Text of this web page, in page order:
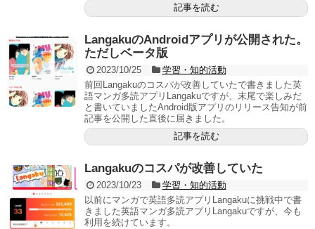
記事を読む
LangakuのAndroidアプリが公開された。
ただしベータ版
2023/10/25
学習・知的活動
前回Langakuのコスパが改善していたで書きました英
語マンガ多読アプリLangakuですが、末尾で楽しみだ
と書いていましたAndroid版アプリのリリース告知が前
記事を公開した直後に届きました。
記事を読む
Langakuのコスパが改善していた
2023/10/23
学習・知的活動
以前にマンガで英語多読アプリLangakuに挑戦中で書
きました英語マンガ多読アプリLangakuですが、今も
利用を続けています。